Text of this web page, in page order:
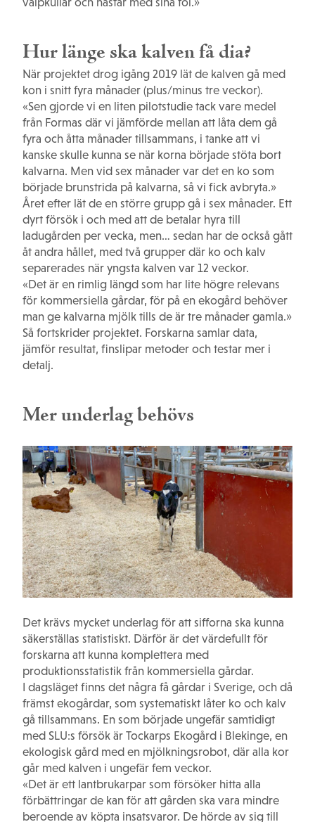
Hur länge ska kalven få dia?
När projektet drog igång 2019 lät de kalven gå med
kon i snitt fyra månader (plus/minus tre veckor).
«Sen gjorde vi en liten pilotstudie tack vare medel
från Formas där vi jämförde mellan att låta dem gå
fyra och åtta månader tillsammans, i tanke att vi
kanske skulle kunna se när korna började stöta bort
kalvarna. Men vid sex månader var det en ko som
började brunstrida på kalvarna, så vi fick avbryta.»
Året efter lät de en större grupp gå i sex månader. Ett
dyrt försök i och med att de betalar hyra till
ladugården per vecka, men… sedan har de också gått
åt andra hållet, med två grupper där ko och kalv
separerades när yngsta kalven var 12 veckor.
«Det är en rimlig längd som har lite högre relevans
för kommersiella gårdar, för på en ekogård behöver
man ge kalvarna mjölk tills de är tre månader gamla.»
Så fortskrider projektet. Forskarna samlar data,
jämför resultat, finslipar metoder och testar mer i
detalj.
Mer underlag behövs
Det krävs mycket underlag för att sifforna ska kunna
säkerställas statistiskt. Därför är det värdefullt för
forskarna att kunna komp­lettera med
produktionsstatistik från kommersiella gårdar.
I dagsläget finns det några få gårdar i Sverige, och då
främst ekogårdar, som systematiskt låter ko och kalv
gå tillsammans. En som började ungefär samtidigt
med SLU:s försök är Tockarps Ekogård i Blekinge, en
ekologisk gård med en mjölkningsrobot, där alla kor
går med kalven i ungefär fem veckor.
«Det är ett lantbrukarpar som försöker hitta alla
förbättringar de kan för att gården ska vara mindre
beroende av köpta insatsvaror. De hörde av sig till